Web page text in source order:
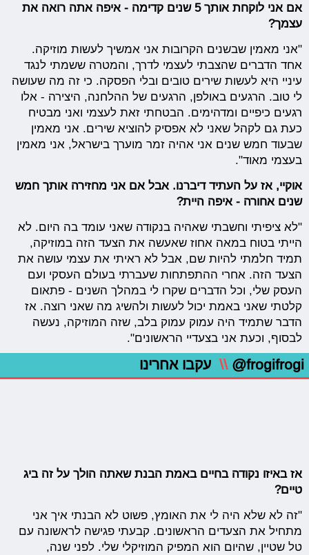
אם אני לוקחת אותך 5 שנים קדימה - איפה אתה רואה את
עצמך?
"אני מאמין שבשנים הקרובות אני אמשיך לעשות מוזיקה.
אחד הדברים שהצבתי לעצמי לדרך, והמטרה ששמתי לנגד
עיניי היא לעשות שירים טובים ובלי הפסקה. כי זה מה שעושה
לי טוב. הרגעים באולפן, הרגעים של ההלחנה, היצירה - אלו
רגעים כיפיים ומדהימים. הבטחתי זאת לעצמי ואני מבטיח
כעת גם לקהל שאני לא אפסיק להוציא שירים. אני מאמין
שבעוד חמש שנים אני אהיה זמר מוערך בישראל, אני מאמין
בעצמי מאוד".
אוקיי, אז על העתיד דיברנו. אבל אם אני מחזירה אותך חמש
שנים אחורה - איפה היית?
"לא ציפיתי וחשבתי שאהיה בנקודה שאני עומד בה היום. לא
הייתי בטוח במאה אחוז שאעשה את הצעד הזה במוזיקה,
תמיד חלמתי להיות שם, אבל לא ראיתי את עצמי עושה את
הצעד הזה. אחרי ההתפתחות שעברתי בעולם העסקי ועם
העסק שלי, וכל הדברים שקרו לי במהלך השנים - פתאום
קלטתי שאני באמת יכול לעשות ולהשיג מה שאני רוצה. אז
הדבר שתמיד היה עמוק עמוק בלב, שזה המוזיקה, נעשה
לבסוף, וכעת אני בצעדיי הראשונים".
@frogifrogi
\\ עקבו אחרינו
אז באיזו נקודה בחיים באמת הבנת שאתה הולך על זה ביג
טיים?
"זה לא שלא היה לי את האומץ, פשוט לא הבנתי איך אני
מתחיל את הצעדים הראשונים. קבעתי פגישה לראשונה עם
טל שטיין, שהיום הוא המפיק המוזיקלי שלי. לפני שנה,